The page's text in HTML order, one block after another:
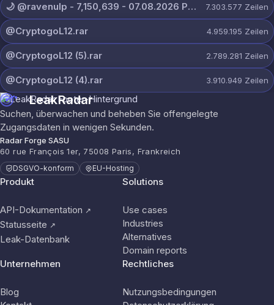
🌙 @ravenulp - 7,150,639 - 07.08.2026 PRIVATE.txt 7.303.577 Zeilen
@CryptogoL12.rar 4.959.195 Zeilen
@CryptogoL12 (5).rar 2.789.281 Zeilen
@CryptogoL12 (4).rar 3.910.949 Zeilen
LeakRadar
Suchen, überwachen und beheben Sie offengelegte
Zugangsdaten in wenigen Sekunden.
Radar Forge SASU
60 rue François 1er, 75008 Paris, Frankreich
DSGVO-konform EU-Hosting
Produkt
API-Dokumentation ↗
Statusseite ↗
Leak-Datenbank
Solutions
Use cases
Industries
Alternatives
Domain reports
Unternehmen
Blog
Rechtliches
Nutzungsbedingungen